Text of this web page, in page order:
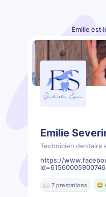
Emilie est
Emilie
Technicien dentaire
https://
📖 7 prestations 🤩